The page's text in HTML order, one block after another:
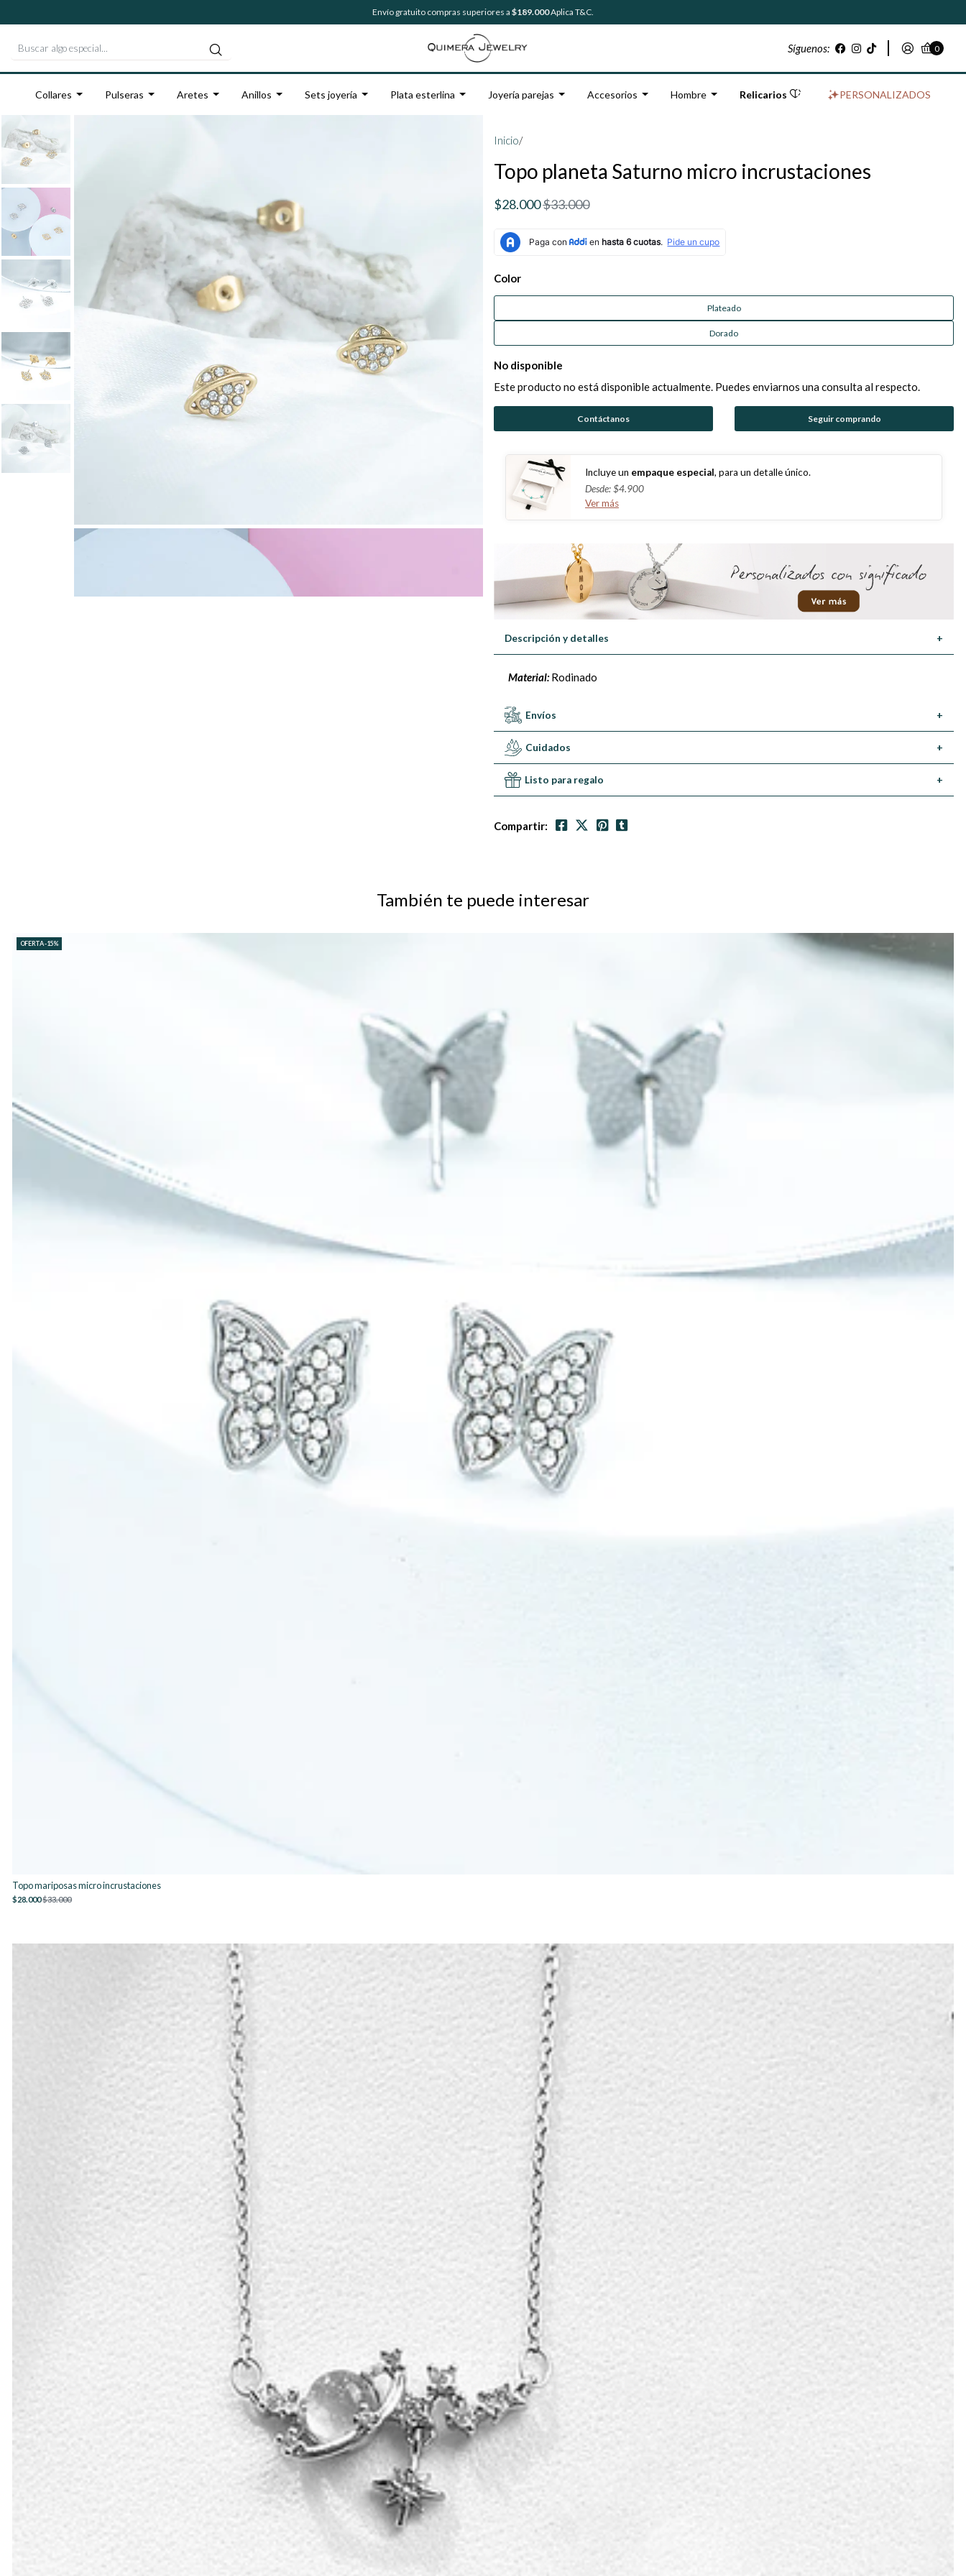
Envío gratuito compras superiores a $189.000Aplica T&C.
Síguenos: 0
Collares Pulseras Aretes Anillos Sets joyería Plata esterlina Joyería parejas Accesorios Hombre Relicarios PERSONALIZADOS
Inicio/
Topo planeta Saturno micro incrustaciones
$28.000$33.000
Color
Plateado
Dorado
No disponible
Este producto no está disponible actualmente. Puedes enviarnos una consulta al respecto.
Contáctanos Seguir comprando
Incluye un empaque especial, para un detalle único.
Desde: $4.900
Ver más
Descripción y detalles +
Material: Rodinado
Envíos +
Cuidados +
Listo para regalo +
Compartir:
También te puede interesar
OFERTA -15%
Topo mariposas micro incrustaciones
$28.000$33.000